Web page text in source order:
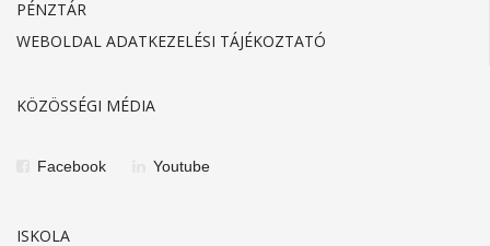
PÉNZTÁR
WEBOLDAL ADATKEZELÉSI TÁJÉKOZTATÓ
KÖZÖSSÉGI MÉDIA
Facebook Youtube
ISKOLA